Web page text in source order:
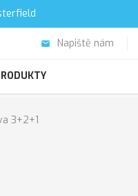
email Napiště nám
3+2+1